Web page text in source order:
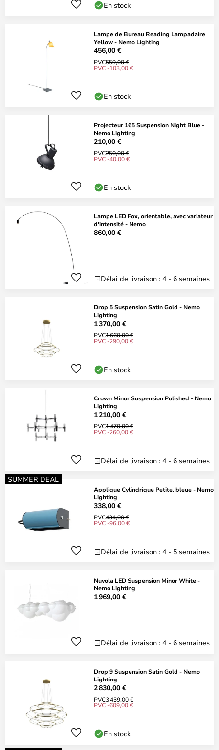
En stock
Lampe de Bureau Reading Lampadaire
Yellow - Nemo Lighting
456,00 €
PVC559,00 €
PVC -103,00 €
En stock
Projecteur 165 Suspension Night Blue -
Nemo Lighting
210,00 €
PVC250,00 €
PVC -40,00 €
En stock
Lampe LED Fox, orientable, avec variateur
d'intensité - Nemo
860,00 €
Délai de livraison : 4 - 6 semaines
Drop 5 Suspension Satin Gold - Nemo
Lighting
1 370,00 €
PVC1 660,00 €
PVC -290,00 €
En stock
Crown Minor Suspension Polished - Nemo
Lighting
1 210,00 €
PVC1 470,00 €
PVC -260,00 €
Délai de livraison : 4 - 6 semaines
SUMMER DEAL
Applique Cylindrique Petite, bleue - Nemo
Lighting
338,00 €
PVC434,00 €
PVC -96,00 €
Délai de livraison : 4 - 5 semaines
Nuvola LED Suspension Minor White -
Nemo Lighting
1 969,00 €
Délai de livraison : 4 - 6 semaines
Drop 9 Suspension Satin Gold - Nemo
Lighting
2 830,00 €
PVC3 439,00 €
PVC -609,00 €
En stock